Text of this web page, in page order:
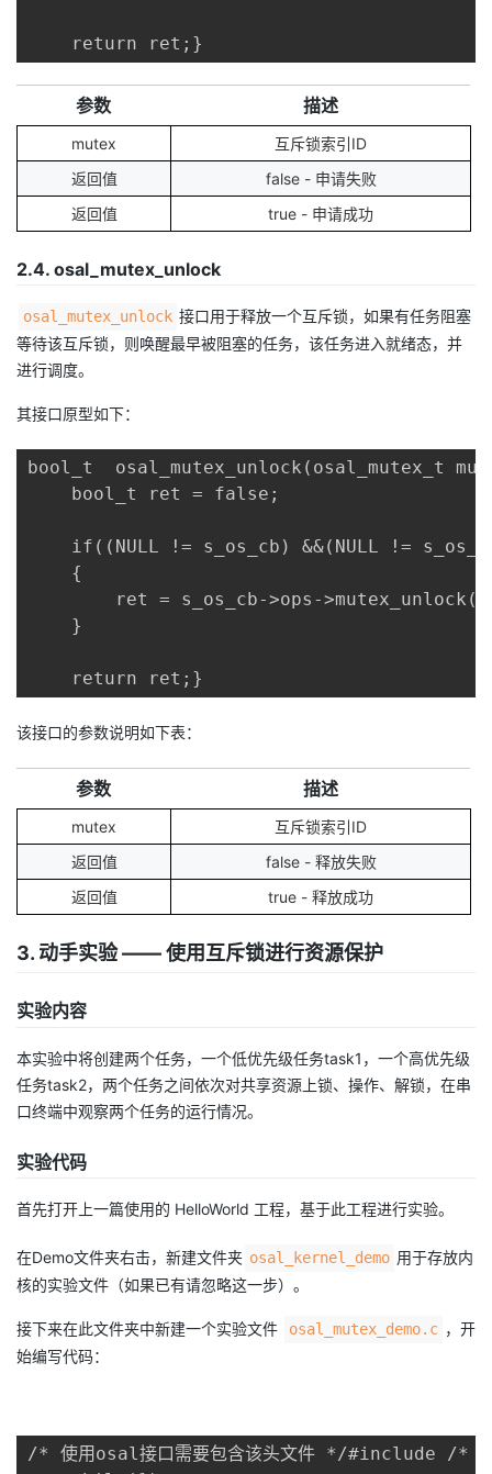
return ret;}
参数 描述
mutex
互斥锁索引ID
返回值
false - 申请失败
返回值
true - 申请成功
2.4. osal_mutex_unlock
osal_mutex_unlock 接口用于释放一个互斥锁，如果有任务阻塞
等待该互斥锁，则唤醒最早被阻塞的任务，该任务进入就绪态，并
进行调度。
其接口原型如下：
bool_t  osal_mutex_unlock(osal_mutex_t
bool_t ret = false;
if((NULL != s_os_cb) &&(NULL !=
{
ret = s_os_cb->ops-
}
return ret;}
该接口的参数说明如下表：
参数 描述
mutex
互斥锁索引ID
返回值
false - 释放失败
返回值
true - 释放成功
3. 动手实验 —— 使用互斥锁进行资源保护
实验内容
本实验中将创建两个任务，一个低优先级任务task1，一个高优先级
任务task2，两个任务之间依次对共享资源上锁、操作、解锁，在串
口终端中观察两个任务的运行情况。
实验代码
首先打开上一篇使用的 HelloWorld 工程，基于此工程进行实验。
在Demo文件夹右击，新建文件夹 osal_kernel_demo 用于存放内
核的实验文件（如果已有请忽略这一步）。
接下来在此文件夹中新建一个实验文件 osal_mutex_demo.c ，开
始编写代码：
/* 使用osal接口需要包含该头文件 */#include /*